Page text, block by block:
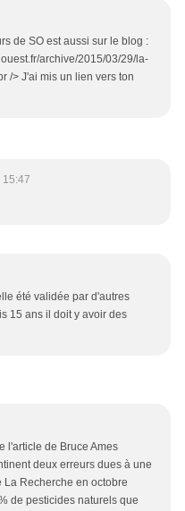
de SO est aussi sur le blog :
archive/2015/03/29/la-
/> J'ai mis un lien vers ton
été validée par d'autres
15 ans il doit y avoir des
l'article de Bruce Ames
deux erreurs dues à une
Recherche en octobre
de pesticides naturels que